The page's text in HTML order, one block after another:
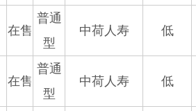
在售
普通
型
中荷人寿 低
在售
普通
型
中荷人寿 低